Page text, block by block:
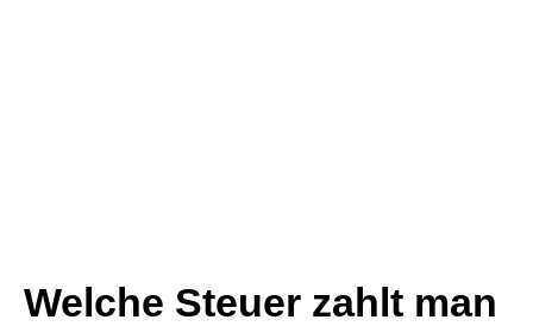
Welche Steuer zahlt man